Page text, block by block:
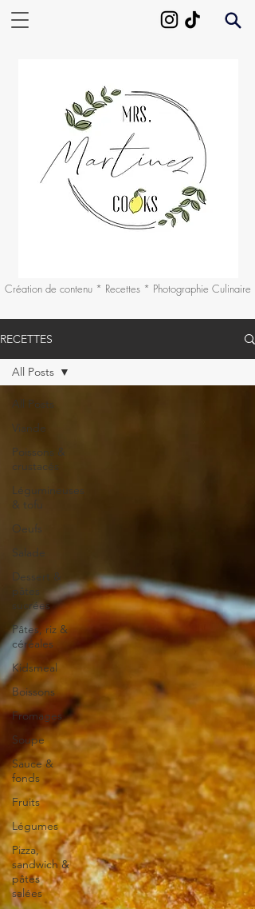
Création de contenu * Recettes * Photographie Culinaire
RECETTES
All Posts
Viande
Poissons &
crustacés
Légumineuses
& tofu
Oeufs
Salade
Dessert &
pâtes
sucrées
Pâtes, riz &
céréales
Kidsmeal
Boissons
Fromages
Soupe
Sauce &
fonds
Fruits
Légumes
Pizza,
sandwich &
pâtes
salées
All Posts